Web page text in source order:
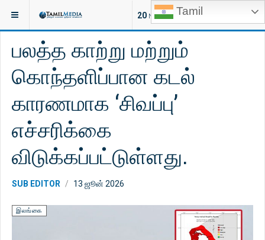
Tamil
20 NEW ARTICLES
இருக்குமிடம்: செய்திகள்
பலத்த காற்று மற்றும்
கொந்தளிப்பான கடல்
காரணமாக ‘சிவப்பு’
எச்சரிக்கை
விடுக்கப்பட்டுள்ளது.
SUB EDITOR 13 ஜூன் 2026
இலங்கை